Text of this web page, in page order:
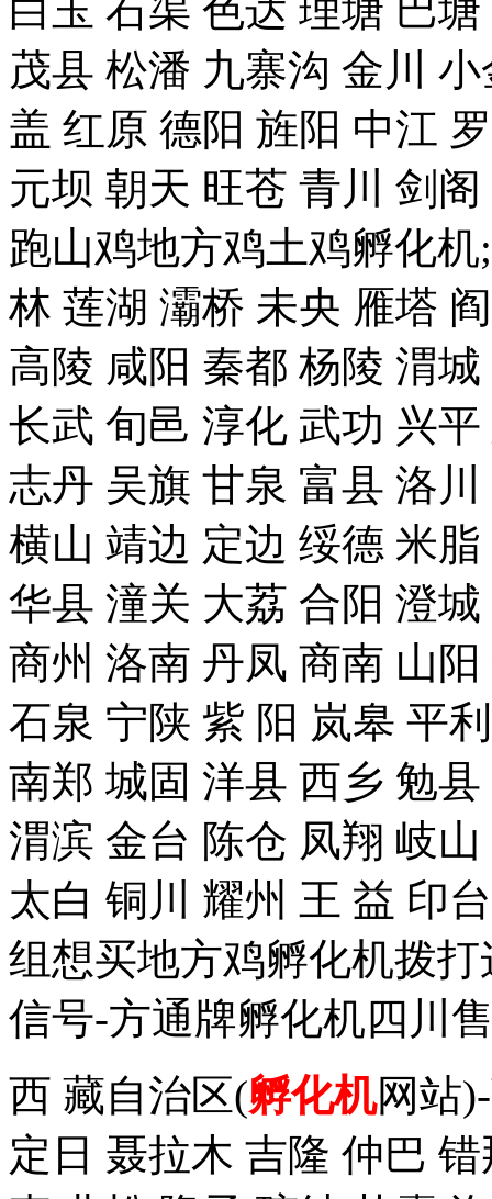
白玉 石渠 色达 理塘 巴
茂县 松潘 九寨沟 金川
盖 红原 德阳 旌阳 中江
元坝 朝天 旺苍 青川 剑
跑山鸡地方鸡土鸡孵化机
林 莲湖 灞桥 未央 雁塔
高陵 咸阳 秦都 杨陵 渭
长武 旬邑 淳化 武功 兴
志丹 吴旗 甘泉 富县 洛
横山 靖边 定边 绥德 米
华县 潼关 大荔 合阳 澄
商州 洛南 丹凤 商南 山
石泉 宁陕 紫 阳 岚皋 平
南郑 城固 洋县 西乡 勉
渭滨 金台 陈仓 凤翔 岐
太白 铜川 耀州 王 益 印
组想买地方鸡孵化机拨打
信号-方通牌孵化机四川
西 藏自治区(孵化机网站
定日 聂拉木 吉隆 仲巴